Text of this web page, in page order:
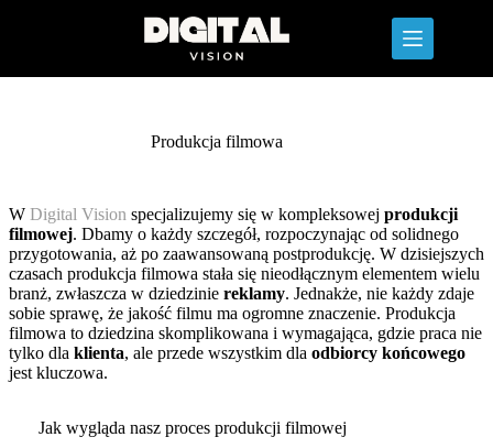
Produkcja filmowa
W Digital Vision specjalizujemy się w kompleksowej produkcji
filmowej. Dbamy o każdy szczegół, rozpoczynając od solidnego
przygotowania, aż po zaawansowaną postprodukcję. W dzisiejszych
czasach produkcja filmowa stała się nieodłącznym elementem wielu
branż, zwłaszcza w dziedzinie reklamy. Jednakże, nie każdy zdaje
sobie sprawę, że jakość filmu ma ogromne znaczenie. Produkcja
filmowa to dziedzina skomplikowana i wymagająca, gdzie praca nie
tylko dla klienta, ale przede wszystkim dla odbiorcy końcowego
jest kluczowa.
Jak wygląda nasz proces produkcji filmowej